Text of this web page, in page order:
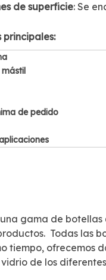
de superficie: Se
principales:
de pedido
gama de
Todas las
tiempo, ofrecemos
de los